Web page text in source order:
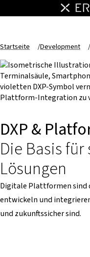
Startseite /Development
DXP &
Die Basis
Lösungen
Digitale Plattformen sind
entwickeln und
und zukunftssicher sind.